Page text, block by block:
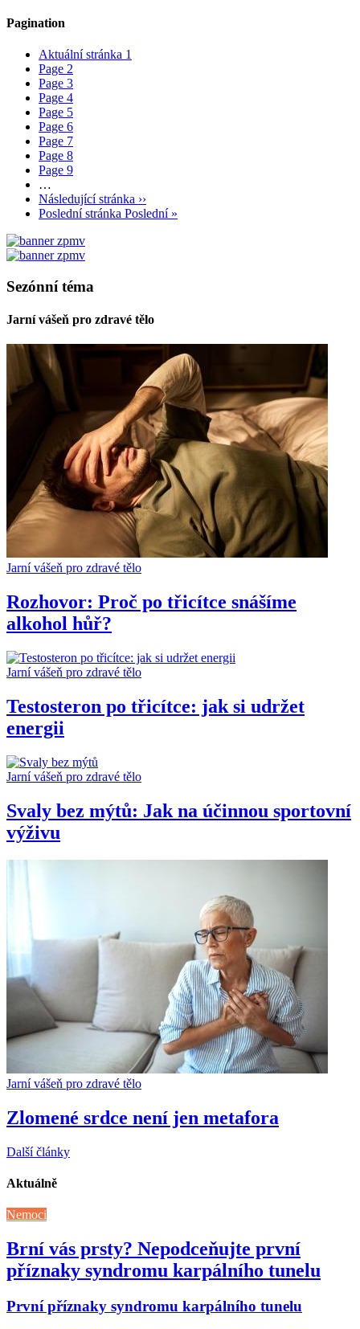
Pagination
Aktuální stránka 1
Page 2
Page 3
Page 4
Page 5
Page 6
Page 7
Page 8
Page 9
…
Následující stránka ››
Poslední stránka Poslední »
Sezónní téma
Jarní vášeň pro zdravé tělo
Jarní vášeň pro zdravé tělo
Rozhovor: Proč po třicítce snášíme
alkohol hůř?
Jarní vášeň pro zdravé tělo
Testosteron po třicítce: jak si udržet
energii
Jarní vášeň pro zdravé tělo
Svaly bez mýtů: Jak na účinnou sportovní
výživu
Jarní vášeň pro zdravé tělo
Zlomené srdce není jen metafora
Další články
Aktuálně
Nemoci
Brní vás prsty? Nepodceňujte první
příznaky syndromu karpálního tunelu
První příznaky syndromu karpálního tunelu